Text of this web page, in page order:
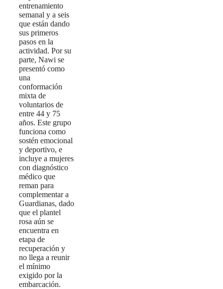
entrenamiento
semanal y a seis
que están dando
sus primeros
pasos en la
actividad. Por su
parte, Nawi se
presentó como
una
conformación
mixta de
voluntarios de
entre 44 y 75
años. Este grupo
funciona como
sostén emocional
y deportivo, e
incluye a mujeres
con diagnóstico
médico que
reman para
complementar a
Guardianas, dado
que el plantel
rosa aún se
encuentra en
etapa de
recuperación y
no llega a reunir
el mínimo
exigido por la
embarcación.